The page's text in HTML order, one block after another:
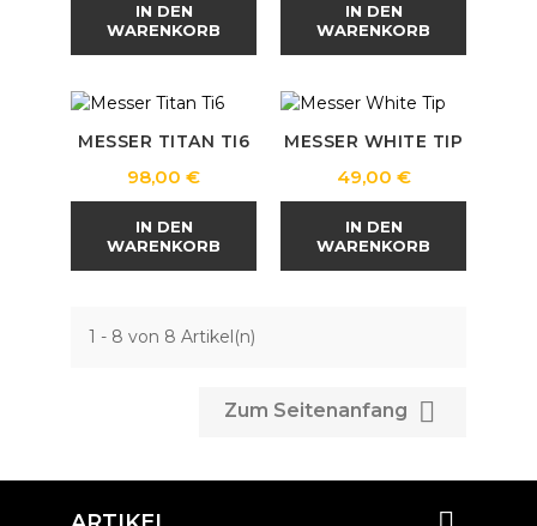
IN DEN
WARENKORB
IN DEN
WARENKORB
MESSER TITAN TI6
Preis
98,00 €
IN DEN
WARENKORB
MESSER WHITE TIP
Preis
49,00 €
IN DEN
WARENKORB
1 - 8 von 8 Artikel(n)
Zum Seitenanfang 